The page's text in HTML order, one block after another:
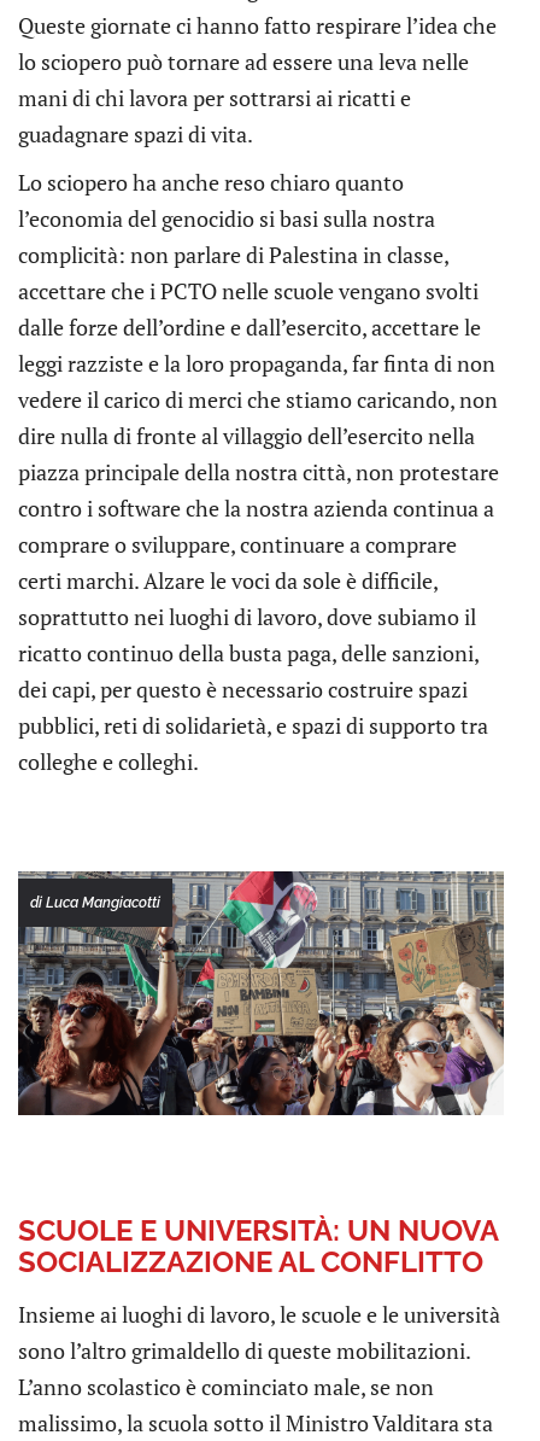
Queste giornate ci hanno fatto respirare l’idea che
lo sciopero può tornare ad essere una leva nelle
mani di chi lavora per sottrarsi ai ricatti e
guadagnare spazi di vita.
Lo sciopero ha anche reso chiaro quanto
l’economia del genocidio si basi sulla nostra
complicità: non parlare di Palestina in classe,
accettare che i PCTO nelle scuole vengano svolti
dalle forze dell’ordine e dall’esercito, accettare le
leggi razziste e la loro propaganda, far finta di non
vedere il carico di merci che stiamo caricando, non
dire nulla di fronte al villaggio dell’esercito nella
piazza principale della nostra città, non protestare
contro i software che la nostra azienda continua a
comprare o sviluppare, continuare a comprare
certi marchi. Alzare le voci da sole è difficile,
soprattutto nei luoghi di lavoro, dove subiamo il
ricatto continuo della busta paga, delle sanzioni,
dei capi, per questo è necessario costruire spazi
pubblici, reti di solidarietà, e spazi di supporto tra
colleghe e colleghi.
di Luca Mangiacotti
SCUOLE E UNIVERSITÀ: UN NUOVA
SOCIALIZZAZIONE AL CONFLITTO
Insieme ai luoghi di lavoro, le scuole e le università
sono l’altro grimaldello di queste mobilitazioni.
L’anno scolastico è cominciato male, se non
malissimo, la scuola sotto il Ministro Valditara sta